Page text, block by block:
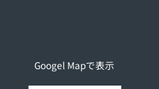
Googel Mapで表示